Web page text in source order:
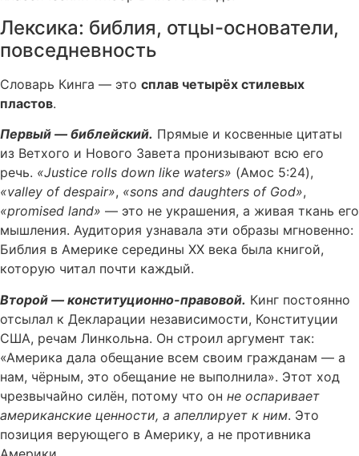
Лексика: библия, отцы-основатели,
повседневность
Словарь Кинга — это сплав четырёх стилевых
пластов.
Первый — библейский. Прямые и косвенные цитаты
из Ветхого и Нового Завета пронизывают всю его
речь. «Justice rolls down like waters» (Амос 5:24),
«valley of despair», «sons and daughters of God»,
«promised land» — это не украшения, а живая ткань его
мышления. Аудитория узнавала эти образы мгновенно:
Библия в Америке середины XX века была книгой,
которую читал почти каждый.
Второй — конституционно-правовой. Кинг постоянно
отсылал к Декларации независимости, Конституции
США, речам Линкольна. Он строил аргумент так:
«Америка дала обещание всем своим гражданам — а
нам, чёрным, это обещание не выполнила». Этот ход
чрезвычайно силён, потому что он не оспаривает
американские ценности, а апеллирует к ним. Это
позиция верующего в Америку, а не противника